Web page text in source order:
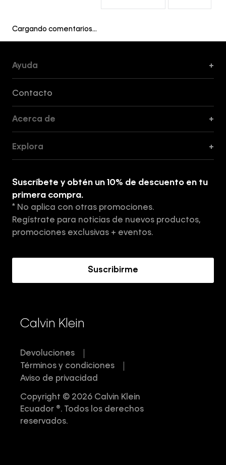
Cargando comentarios…
Ayuda +
Contacto
Acerca de +
Tiendas
Aviso de privacidad
Términos y Condiciones
Explora +
Suscríbete y obtén un 10% de descuento en tu
primera compra.
* No aplica con otras promociones.
Regístrate para noticias de nuevos productos,
promociones exclusivas + eventos.
Suscribirme
Calvin Klein
Devoluciones
Términos y condiciones
Aviso de privacidad
Copyright © 2026 Calvin Klein
Ecuador ®. Todos los derechos
reservados.